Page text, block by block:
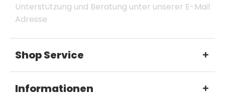
Unterstützung und Beratung unter unserer E-Mail
Adresse
Shop Service
Informationen